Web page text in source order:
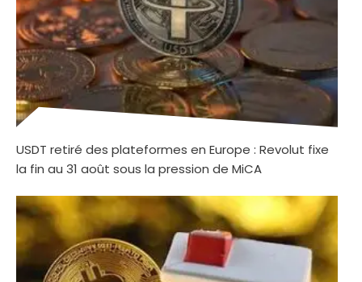
USDT retiré des plateformes en Europe : Revolut fixe
la fin au 31 août sous la pression de MiCA